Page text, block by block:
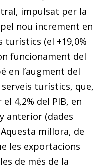
impulsat per la
nou increment en
turístics (el +19,0%
funcionament del
en l’augment del
turístics, que,
4,2% del PIB, en
anterior (dades
millora, de
les exportacions
de més de la